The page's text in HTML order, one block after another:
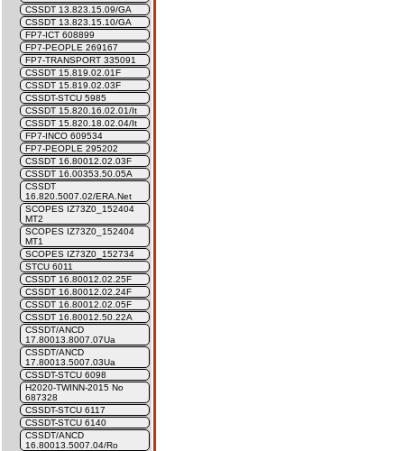
CSSDT 13.823.15.09/GA
CSSDT 13.823.15.10/GA
FP7-ICT 608899
FP7-PEOPLE 269167
FP7-TRANSPORT 335091
CSSDT 15.819.02.01F
CSSDT 15.819.02.03F
CSSDT-STCU 5985
CSSDT 15.820.16.02.01/It
CSSDT 15.820.18.02.04/It
FP7-INCO 609534
FP7-PEOPLE 295202
CSSDT 16.80012.02.03F
CSSDT 16.00353.50.05A
CSSDT
16.820.5007.02/ERA.Net
SCOPES IZ73Z0_152404
MT2
SCOPES IZ73Z0_152404
MT1
SCOPES IZ73Z0_152734
STCU 6011
CSSDT 16.80012.02.25F
CSSDT 16.80012.02.24F
CSSDT 16.80012.02.05F
CSSDT 16.80012.50.22A
CSSDT/ANCD
17.80013.8007.07Ua
CSSDT/ANCD
17.80013.5007.03Ua
CSSDT-STCU 6098
H2020-TWINN-2015 No
687328
CSSDT-STCU 6117
CSSDT-STCU 6140
CSSDT/ANCD
16.80013.5007.04/Ro